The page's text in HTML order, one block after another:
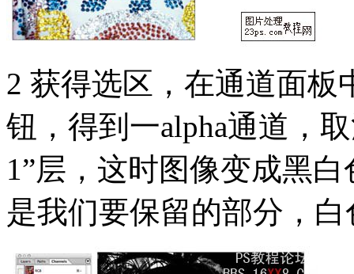
2 获得选区，在通道面板
钮，得到一alpha通道，
1”层，这时图像变成黑
是我们要保留的部分，